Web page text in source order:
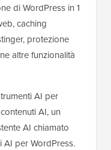
di WordPress in 1
caching
protezione
altre funzionalità
AI per
AI, un
AI chiamato
per WordPress.